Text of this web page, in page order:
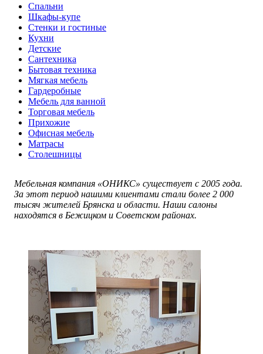
Спальни
Шкафы-купе
Стенки и гостиные
Кухни
Детские
Сантехника
Бытовая техника
Мягкая мебель
Гардеробные
Мебель для ванной
Торговая мебель
Прихожие
Офисная мебель
Матрасы
Столешницы
Мебельная компания «ОНИКС» существует с 2005 года.
За этот период нашими клиентами стали более 2 000
тысяч жителей Брянска и области. Наши салоны
находятся в Бежицком и Советском районах.